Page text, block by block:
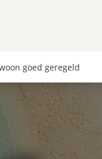
goed geregeld